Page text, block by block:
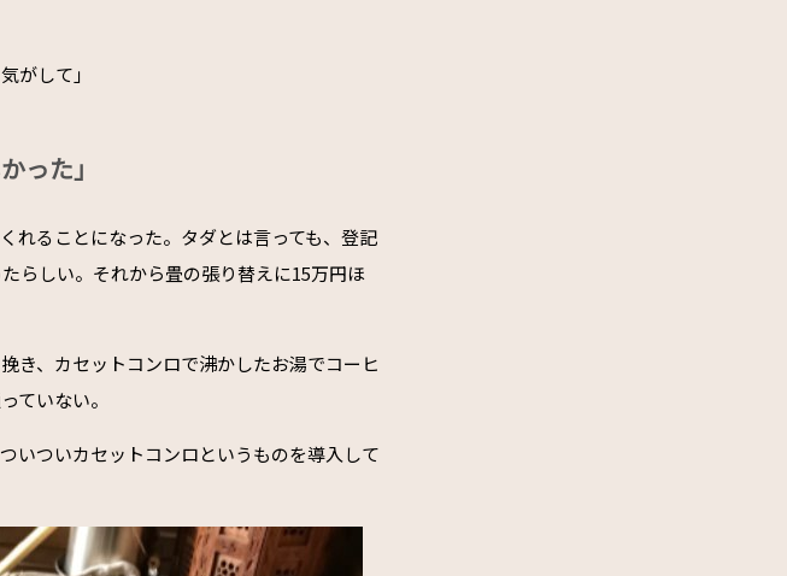
がして」
った」
れることになった。タダとは言っても、登記
らしい。それから畳の張り替えに15万円ほ
き、カセットコンロで沸かしたお湯でコーヒ
ていない。
いついカセットコンロというものを導入して